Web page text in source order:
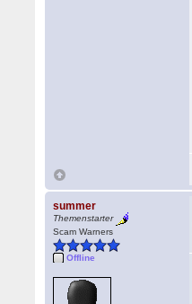
summer
Themenstarter
Scam Warners
Offline